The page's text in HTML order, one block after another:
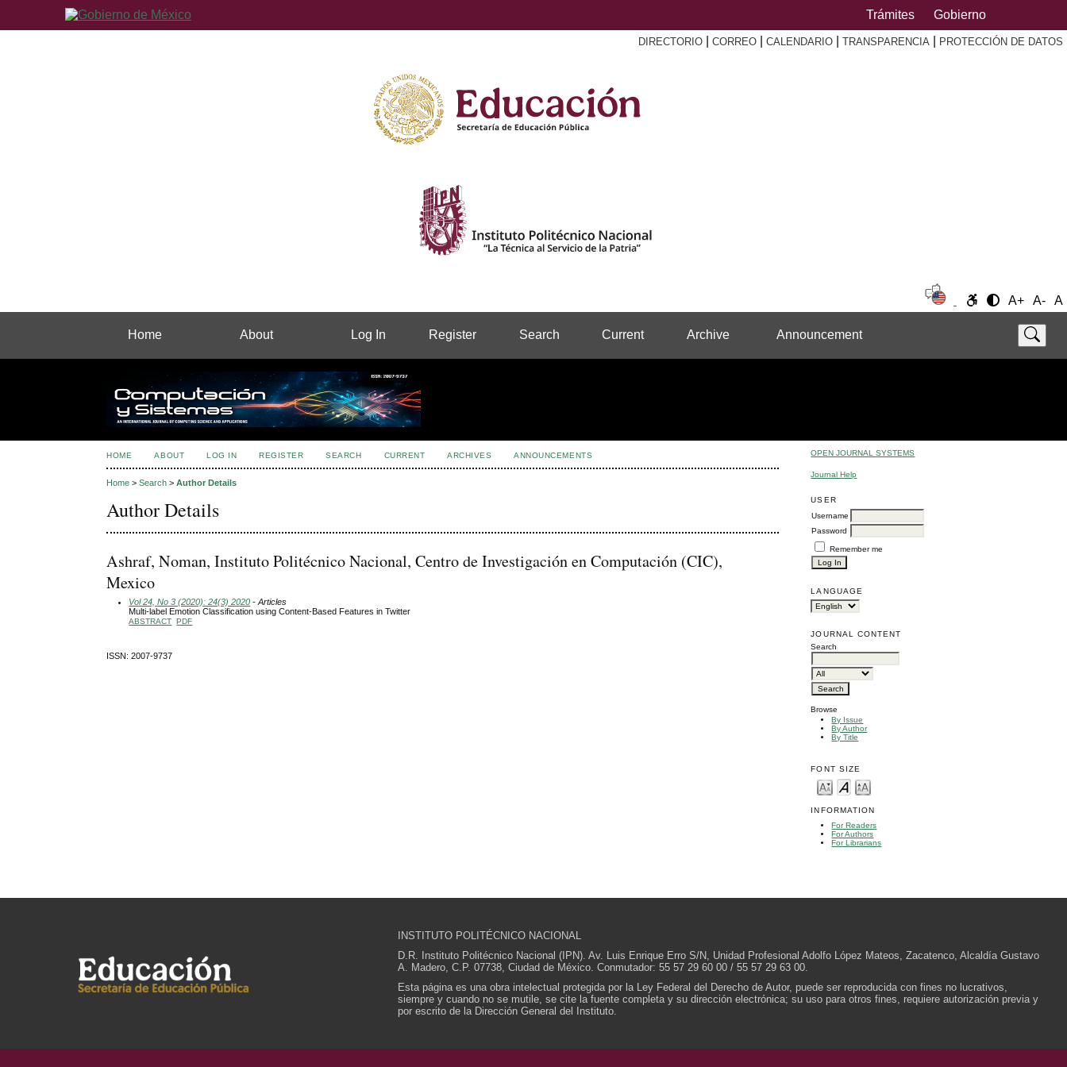
Trámites Gobierno
DIRECTORIO CORREO CALENDARIO TRANSPARENCIA PROTECCIÓN DE DATOS
A+ A- A
Home About Log In Register Search Current Archive Announcement
OPEN JOURNAL SYSTEMS
Journal Help
USER
Username
Password
Remember me
LANGUAGE
JOURNAL CONTENT
Search
Browse
By Issue
By Author
By Title
FONT SIZE
INFORMATION
For Readers
For Authors
For Librarians
HOME ABOUT LOG IN REGISTER SEARCH CURRENT ARCHIVES ANNOUNCEMENTS
Home >Search >Author Details
Author Details
Ashraf, Noman, Instituto Politécnico Nacional, Centro de Investigación en Computación (CIC),
Mexico
Vol 24, No 3 (2020): 24(3) 2020 - Articles
Multi-label Emotion Classification using Content-Based Features in Twitter
ABSTRACT PDF
ISSN: 2007-9737
INSTITUTO POLITÉCNICO NACIONAL
D.R. Instituto Politécnico Nacional (IPN). Av. Luis Enrique Erro S/N, Unidad Profesional Adolfo López Mateos, Zacatenco, Alcaldía Gustavo
A. Madero, C.P. 07738, Ciudad de México. Conmutador: 55 57 29 60 00 / 55 57 29 63 00.
Esta página es una obra intelectual protegida por la Ley Federal del Derecho de Autor, puede ser reproducida con fines no lucrativos,
siempre y cuando no se mutile, se cite la fuente completa y su dirección electrónica; su uso para otros fines, requiere autorización previa y
por escrito de la Dirección General del Instituto.